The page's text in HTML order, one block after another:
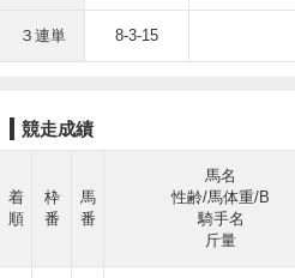
３連単 8-3-15
競走成績
着
順
枠
番
馬
番
馬名
性齢/馬体重/B
騎手名
斤量